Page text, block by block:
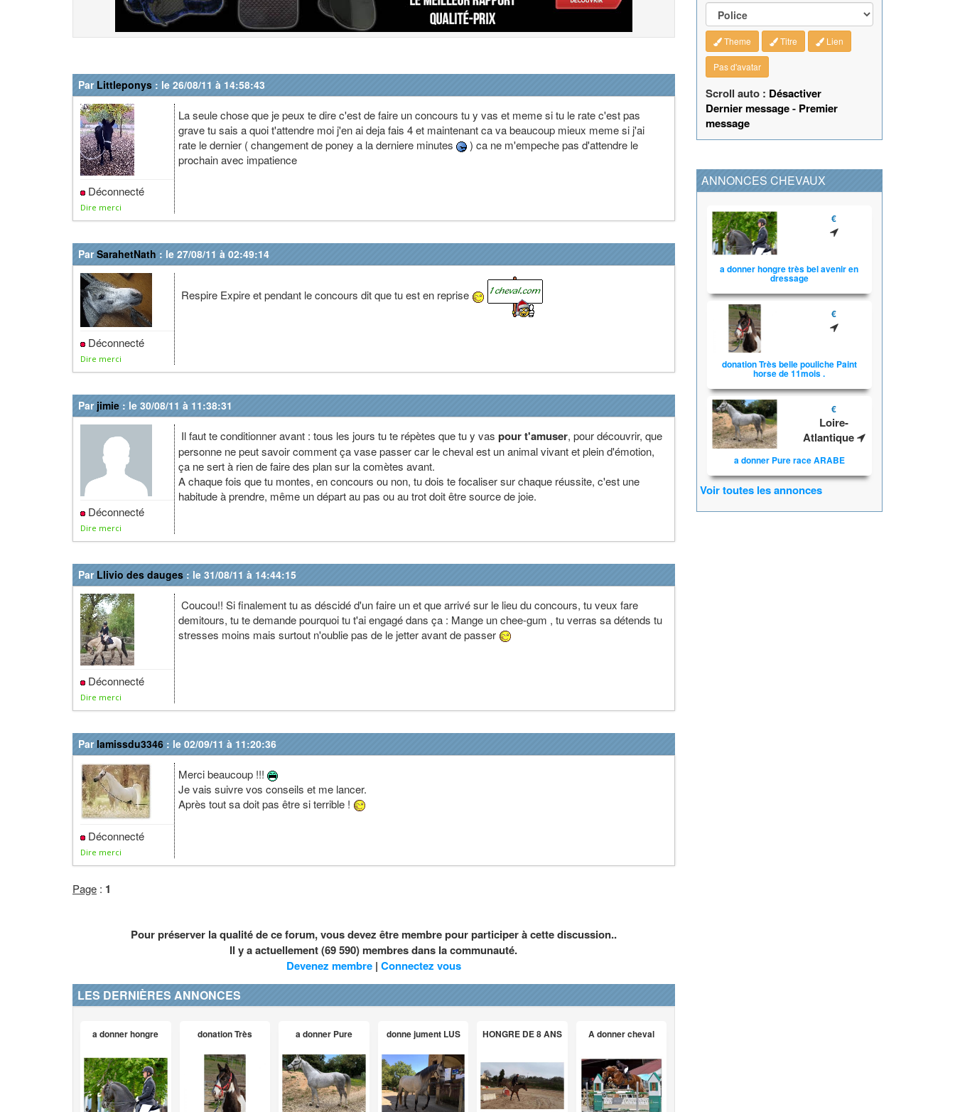
Par Littleponys : le 26/08/11 à 14:58:43
Déconnecté
Dire merci
La seule chose que je peux te dire c'est de faire un concours tu y vas et meme si tu le rate c'est pas
grave tu sais a quoi t'attendre moi j'en ai deja fais 4 et maintenant ca va beaucoup mieux meme si j'ai
rate le dernier ( changement de poney a la derniere minutes
) ca ne m'empeche pas d'attendre le
prochain avec impatience
ParSarahetNath : le 27/08/11 à 02:49:14
Déconnecté
Dire merci
Respire Expire et pendant le concours dit que tu est en reprise
Par jimie : le 30/08/11 à 11:38:31
Déconnecté
Dire merci
Il faut te conditionner avant : tous les jours tu te répètes que tu y vas pour t'amuser, pour découvrir, que
personne ne peut savoir comment ça vase passer car le cheval est un animal vivant et plein d'émotion,
ça ne sert à rien de faire des plan sur la comètes avant.
A chaque fois que tu montes, en concours ou non, tu dois te focaliser sur chaque réussite, c'est une
habitude à prendre, même un départ au pas ou au trot doit être source de joie.
Par Llivio des dauges : le 31/08/11 à 14:44:15
Déconnecté
Dire merci
Coucou!! Si finalement tu as déscidé d'un faire un et que arrivé sur le lieu du concours, tu veux fare
demitours, tu te demande pourquoi tu t'ai engagé dans ça : Mange un chee-gum , tu verras sa détends tu
stresses moins mais surtout n'oublie pas de le jetter avant de passer
Par lamissdu3346 : le 02/09/11 à 11:20:36
Déconnecté
Dire merci
Merci beaucoup !!!
Je vais suivre vos conseils et me lancer.
Après tout sa doit pas être si terrible !
Page : 1
Pour préserver la qualité de ce forum, vous devez être membre pour participer à cette discussion..
Il y a actuellement (69 590) membres dans la communauté.
Devenez membre| Connectez vous
LES DERNIÈRES ANNONCES
a donner hongre donation Très a donner Pure donne jument LUS HONGRE DE 8 ANS A donner cheval
Theme Titre Lien
Pas d'avatar
Scroll auto : Désactiver
Dernier message- Premier
message
ANNONCES CHEVAUX
€
a donner hongre très bel avenir en
dressage
€
donation Très belle pouliche Paint
horse de 11mois .
€
Loire-
Atlantique
a donner Pure race ARABE
Voir toutes les annonces